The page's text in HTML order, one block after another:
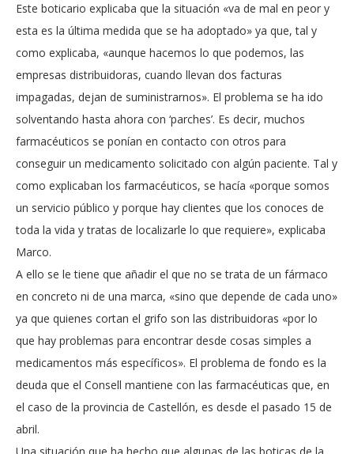
Este boticario explicaba que la situación «va de mal en peor y
esta es la última medida que se ha adoptado» ya que, tal y
como explicaba, «aunque hacemos lo que podemos, las
empresas distribuidoras, cuando llevan dos facturas
impagadas, dejan de suministrarnos». El problema se ha ido
solventando hasta ahora con ‘parches’. Es decir, muchos
farmacéuticos se ponían en contacto con otros para
conseguir un medicamento solicitado con algún paciente. Tal y
como explicaban los farmacéuticos, se hacía «porque somos
un servicio público y porque hay clientes que los conoces de
toda la vida y tratas de localizarle lo que requiere», explicaba
Marco.
A ello se le tiene que añadir el que no se trata de un fármaco
en concreto ni de una marca, «sino que depende de cada uno»
ya que quienes cortan el grifo son las distribuidoras «por lo
que hay problemas para encontrar desde cosas simples a
medicamentos más específicos». El problema de fondo es la
deuda que el Consell mantiene con las farmacéuticas que, en
el caso de la provincia de Castellón, es desde el pasado 15 de
abril.